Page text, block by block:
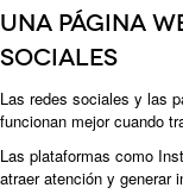
Una página
sociales
Las redes sociales y las
funcionan mejor cuando
Las plataformas como
atraer atención y generar